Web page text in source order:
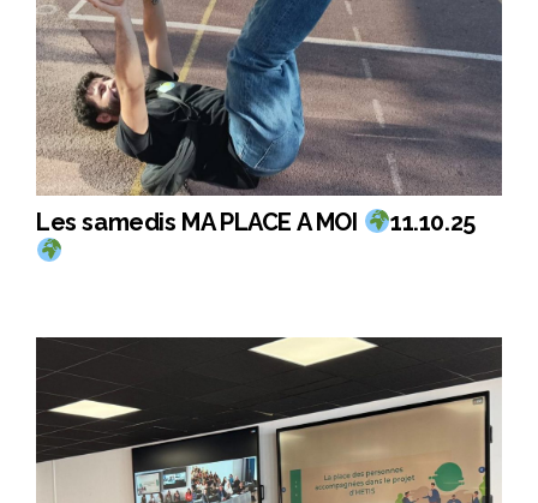
Les samedis MA PLACE A MOI 11.10.25